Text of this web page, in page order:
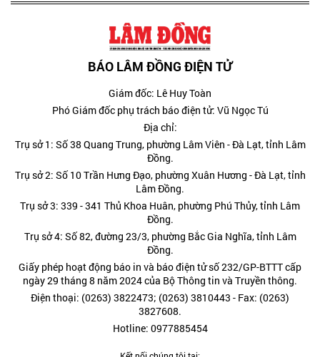
BÁO LÂM ĐỒNG ĐIỆN TỬ
Giám đốc: Lê Huy Toàn
Phó Giám đốc phụ trách báo điện tử: Vũ Ngọc Tú
Địa chỉ:
Trụ sở 1: Số 38 Quang Trung, phường Lâm Viên - Đà Lạt, tỉnh Lâm
Đồng.
Trụ sở 2: Số 10 Trần Hưng Đạo, phường Xuân Hương - Đà Lạt, tỉnh
Lâm Đồng.
Trụ sở 3: 339 - 341 Thủ Khoa Huân, phường Phú Thủy, tỉnh Lâm
Đồng.
Trụ sở 4: Số 82, đường 23/3, phường Bắc Gia Nghĩa, tỉnh Lâm
Đồng.
Giấy phép hoạt động báo in và báo điện tử số 232/GP-BTTT cấp
ngày 29 tháng 8 năm 2024 của Bộ Thông tin và Truyền thông.
Điện thoại: (0263) 3822473; (0263) 3810443 - Fax: (0263)
3827608.
Hotline: 0977885454